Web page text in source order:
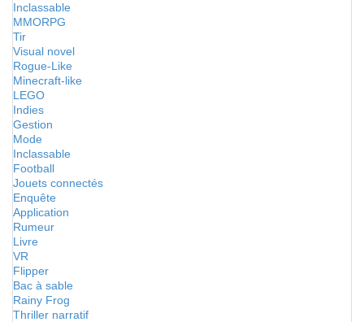
Inclassable
MMORPG
Tir
Visual novel
Rogue-Like
Minecraft-like
LEGO
Indies
Gestion
Mode
Inclassable
Football
Jouets connectés
Enquête
Application
Rumeur
Livre
VR
Flipper
Bac à sable
Rainy Frog
Thriller narratif